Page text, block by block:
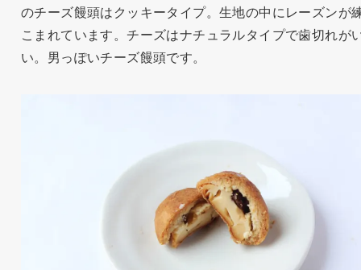
のチーズ饅頭はクッキータイプ。生地の中にレーズンが
こまれています。チーズはナチュラルタイプで歯切れが
い。男っぽいチーズ饅頭です。